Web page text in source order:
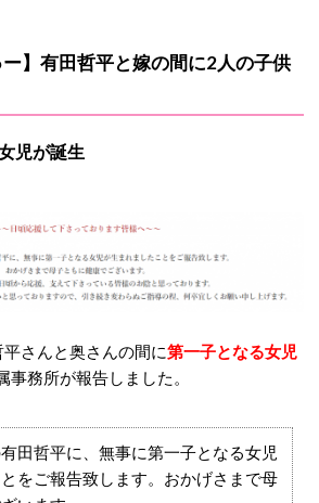
ー】有田哲平と嫁の間に2人の子供
児が誕生
さんと奥さんの間に第一子となる女児
事務所が報告しました。
田哲平に、無事に第一子となる女児
をご報告致します。おかげさまで母